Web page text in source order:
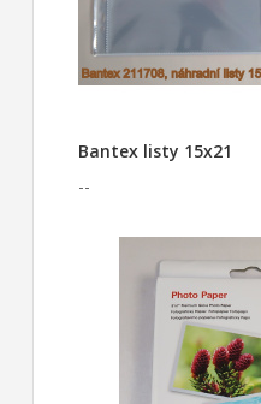
Bantex listy 15x21
--